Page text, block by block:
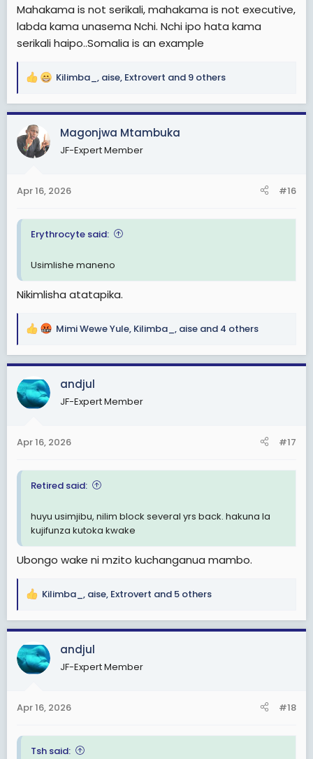
Mahakama is not serikali, mahakama is not executive,
labda kama unasema Nchi. Nchi ipo hata kama
serikali haipo..Somalia is an example
R
a
c
t
i
s
Kilimba_ , aise, Extrovert and 9 others
Magonjwa Mtambuka
JF-Expert Member
Apr 16, 2026 #16
Erythrocyte said:
Usimlishe maneno
Nikimlisha atatapika.
R
a
c
t
i
s
Mimi Wewe Yule, Kilimba_ , aise and 4 others
andjul
JF-Expert Member
Apr 16, 2026 #17
Retired said:
huyu usimjibu, nilim block several yrs back. hakuna la
kujifunza kutoka kwake
Ubongo wake ni mzito kuchanganua mambo.
R
a
c
t
i
s
Kilimba_ , aise, Extrovert and 5 others
andjul
JF-Expert Member
Apr 16, 2026 #18
Tsh said: